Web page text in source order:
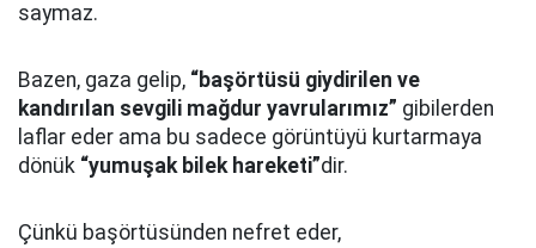
saymaz.
Bazen, gaza gelip, “başörtüsü giydirilen ve
kandırılan sevgili mağdur yavrularımız” gibilerden
laflar eder ama bu sadece görüntüyü kurtarmaya
dönük “yumuşak bilek hareketi”dir.
Çünkü başörtüsünden nefret eder,